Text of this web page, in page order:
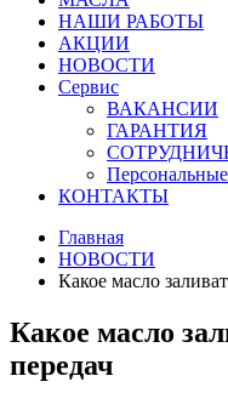
НАШИ РАБОТЫ
АКЦИИ
НОВОСТИ
Сервис
ВАКАНСИИ
ГАРАНТИЯ
КОНТАКТЫ
Главная
НОВОСТИ
Какое масло
Какое масло
передач